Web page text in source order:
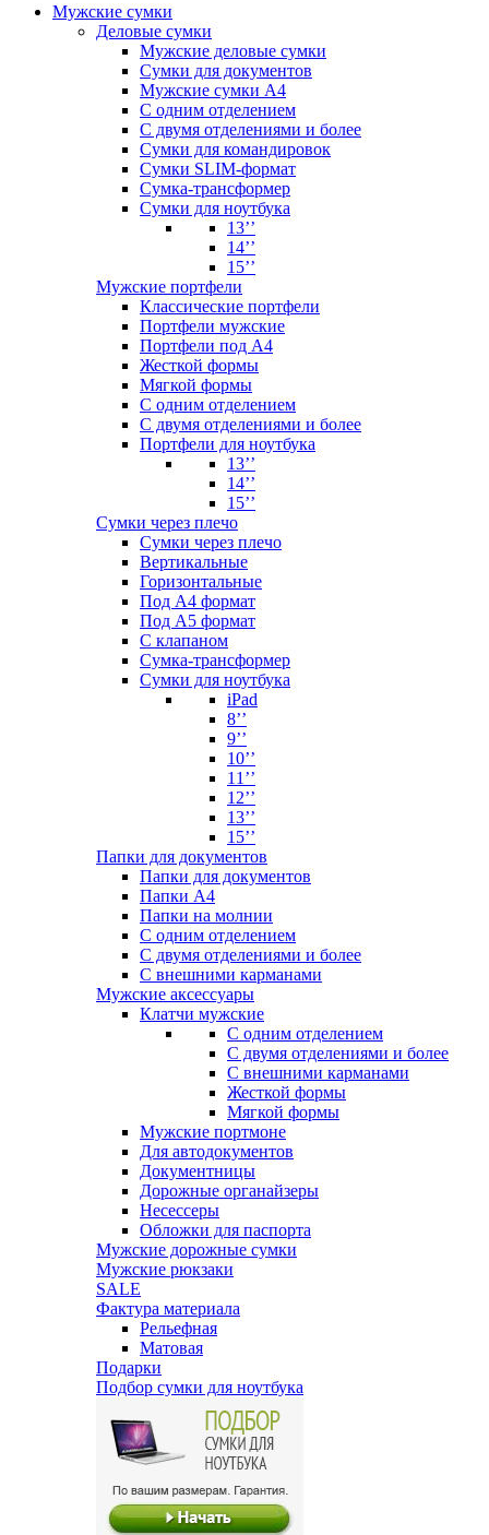
Мужские сумки
Деловые сумки
Мужские деловые сумки
Сумки для документов
Мужские сумки А4
С одним отделением
С двумя отделениями и более
Сумки для командировок
Сумки SLIM-формат
Сумка-трансформер
Сумки для ноутбука
13’’
14’’
15’’
Мужские портфели
Классические портфели
Портфели мужские
Портфели под А4
Жесткой формы
Мягкой формы
С одним отделением
С двумя отделениями и более
Портфели для ноутбука
13’’
14’’
15’’
Сумки через плечо
Сумки через плечо
Вертикальные
Горизонтальные
Под А4 формат
Под А5 формат
С клапаном
Сумка-трансформер
Сумки для ноутбука
iPad
8’’
9’’
10’’
11’’
12’’
13’’
15’’
Папки для документов
Папки для документов
Папки А4
Папки на молнии
С одним отделением
С двумя отделениями и более
С внешними карманами
Мужские аксессуары
Клатчи мужские
С одним отделением
С двумя отделениями и более
С внешними карманами
Жесткой формы
Мягкой формы
Мужские портмоне
Для автодокументов
Документницы
Дорожные органайзеры
Несессеры
Обложки для паспорта
Мужские дорожные сумки
Мужские рюкзаки
SALE
Фактура материала
Рельефная
Матовая
Подарки
Подбор сумки для ноутбука